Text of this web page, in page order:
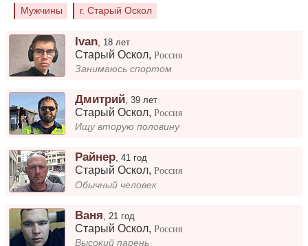
Мужчины г. Старый Оскол
Ivan 18 лет
Старый Оскол,Россия
Занимаюсь спортом
Дмитрий ,39 лет
Старый Оскол,Россия
Ищу вторую половину
Райнер,41 год
Старый Оскол,Россия
Обычный человек
Ваня 21 год
Старый Оскол,Россия
Высокий парень